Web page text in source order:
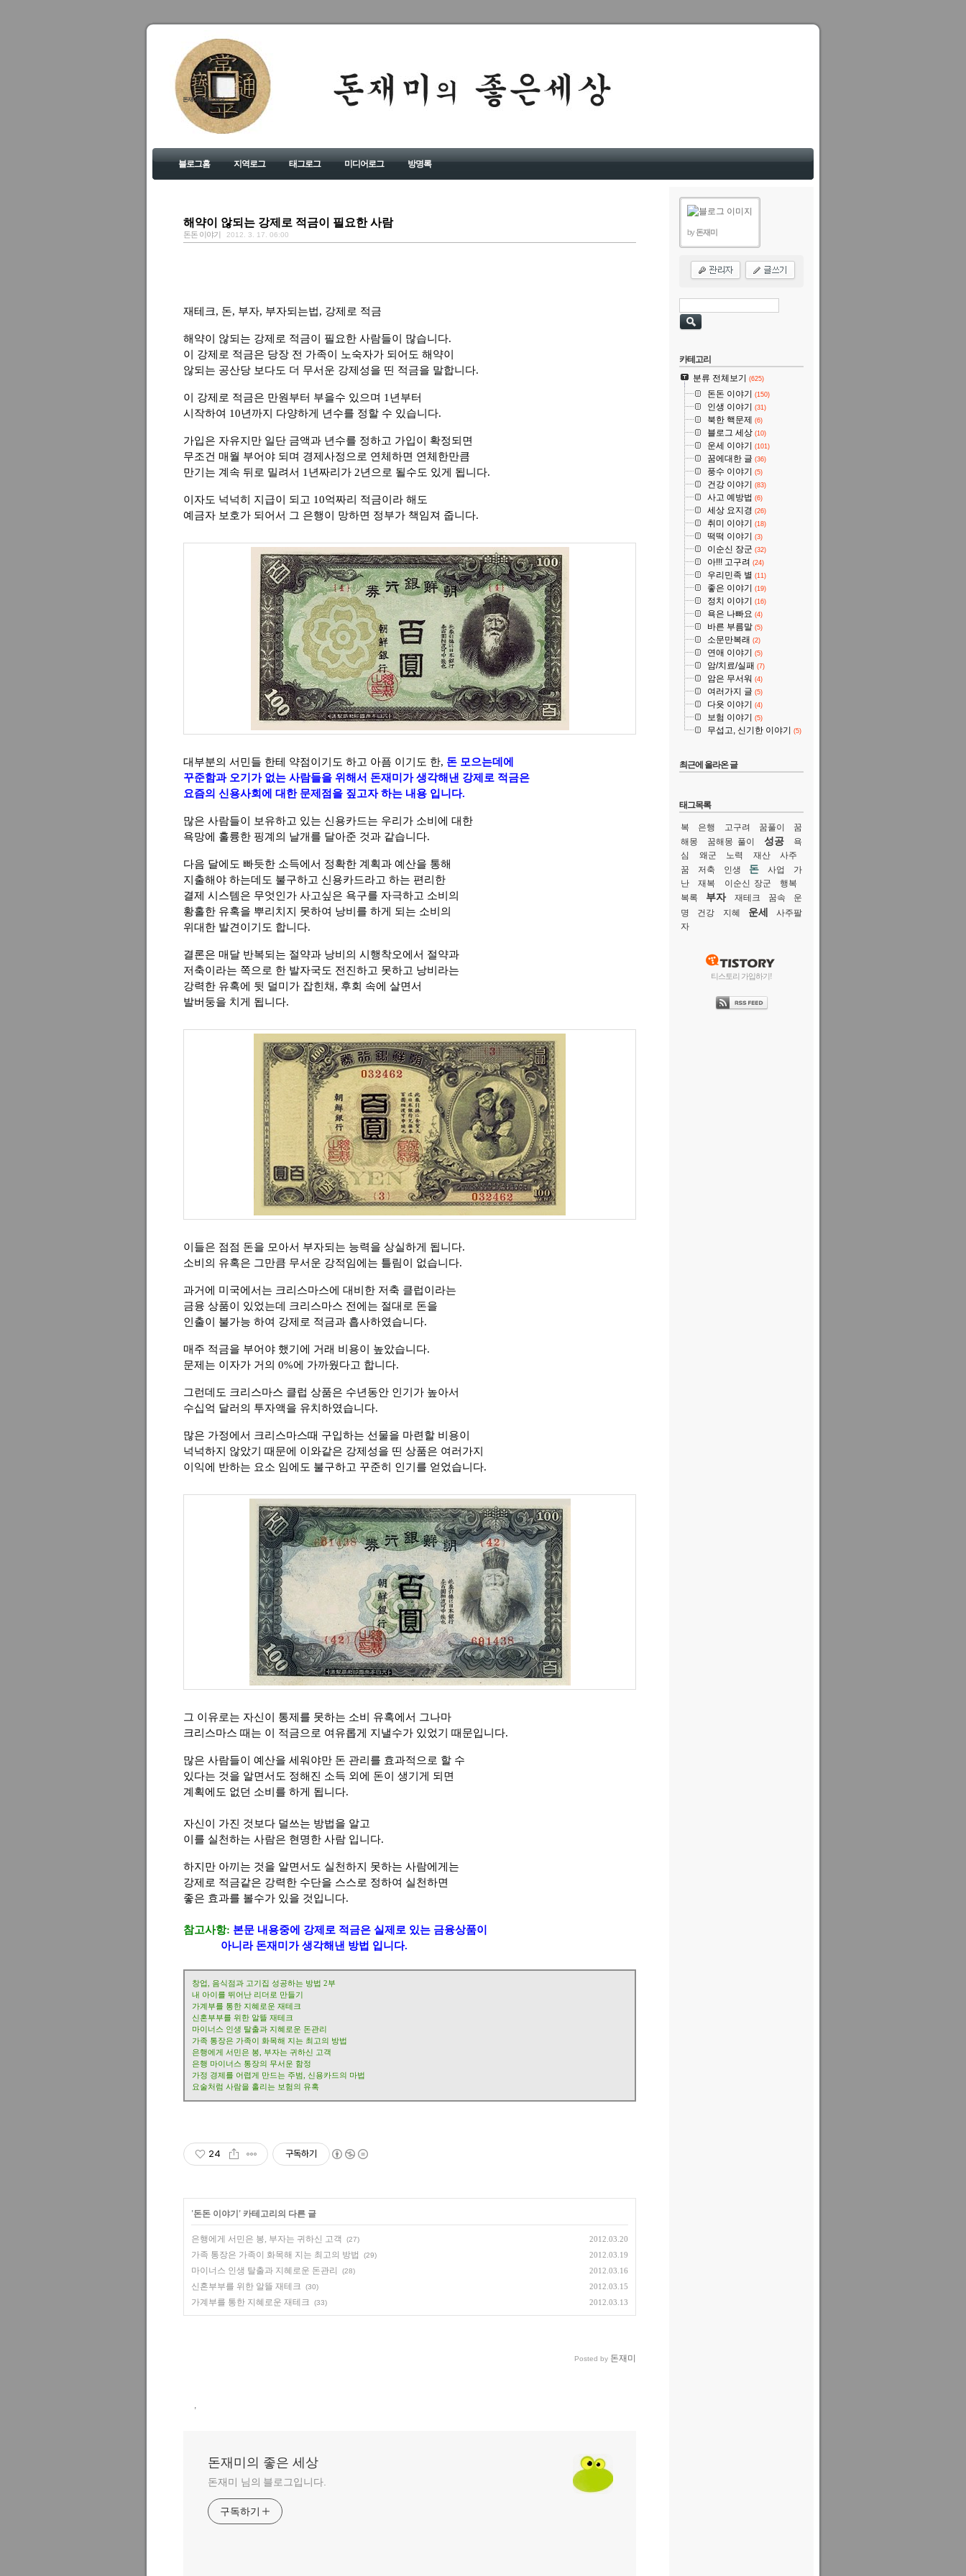
돈재미의 좋은 세상
블로그홈 지역로그 태그로그 미디어로그 방명록
해약이 않되는 강제로 적금이 필요한 사람
돈돈 이야기 2012. 3. 17. 06:00
재테크, 돈, 부자, 부자되는법, 강제로 적금
해약이 않되는 강제로 적금이 필요한 사람들이 많습니다.
이 강제로 적금은 당장 전 가족이 노숙자가 되어도 해약이
않되는 공산당 보다도 더 무서운 강제성을 띤 적금을 말합니다.
이 강제로 적금은 만원부터 부을수 있으며 1년부터
시작하여 10년까지 다양하게 년수를 정할 수 있습니다.
가입은 자유지만 일단 금액과 년수를 정하고 가입이 확정되면
무조건 매월 부어야 되며 경제사정으로 연체하면 연체한만큼
만기는 계속 뒤로 밀려서 1년짜리가 2년으로 될수도 있게 됩니다.
이자도 넉넉히 지급이 되고 10억짜리 적금이라 해도
예금자 보호가 되어서 그 은행이 망하면 정부가 책임져 줍니다.
대부분의 서민들 한테 약점이기도 하고 아픔 이기도 한, 돈 모으는데에
꾸준함과 오기가 없는 사람들을 위해서 돈재미가 생각해낸 강제로 적금은
요즘의 신용사회에 대한 문제점을 짚고자 하는 내용 입니다.
많은 사람들이 보유하고 있는 신용카드는 우리가 소비에 대한
욕망에 훌륭한 핑계의 날개를 달아준 것과 같습니다.
다음 달에도 빠듯한 소득에서 정확한 계획과 예산을 통해
지출해야 하는데도 불구하고 신용카드라고 하는 편리한
결제 시스템은 무엇인가 사고싶은 욕구를 자극하고 소비의
황홀한 유혹을 뿌리치지 못하여 낭비를 하게 되는 소비의
위대한 발견이기도 합니다.
결론은 매달 반복되는 절약과 낭비의 시행착오에서 절약과
저축이라는 쪽으로 한 발자국도 전진하고 못하고 낭비라는
강력한 유혹에 뒷 덜미가 잡힌채, 후회 속에 살면서
발버둥을 치게 됩니다.
이들은 점점 돈을 모아서 부자되는 능력을 상실하게 됩니다.
소비의 유혹은 그만큼 무서운 강적임에는 틀림이 없습니다.
과거에 미국에서는 크리스마스에 대비한 저축 클럽이라는
금융 상품이 있었는데 크리스마스 전에는 절대로 돈을
인출이 불가능 하여 강제로 적금과 흡사하였습니다.
매주 적금을 부어야 했기에 거래 비용이 높았습니다.
문제는 이자가 거의 0%에 가까웠다고 합니다.
그런데도 크리스마스 클럽 상품은 수년동안 인기가 높아서
수십억 달러의 투자액을 유치하였습니다.
많은 가정에서 크리스마스때 구입하는 선물을 마련할 비용이
넉넉하지 않았기 때문에 이와같은 강제성을 띤 상품은 여러가지
이익에 반하는 요소 임에도 불구하고 꾸준히 인기를 얻었습니다.
그 이유로는 자신이 통제를 못하는 소비 유혹에서 그나마
크리스마스 때는 이 적금으로 여유롭게 지낼수가 있었기 때문입니다.
많은 사람들이 예산을 세워야만 돈 관리를 효과적으로 할 수
있다는 것을 알면서도 정해진 소득 외에 돈이 생기게 되면
계획에도 없던 소비를 하게 됩니다.
자신이 가진 것보다 덜쓰는 방법을 알고
이를 실천하는 사람은 현명한 사람 입니다.
하지만 아끼는 것을 알면서도 실천하지 못하는 사람에게는
강제로 적금같은 강력한 수단을 스스로 정하여 실천하면
좋은 효과를 볼수가 있을 것입니다.
참고사항: 본문 내용중에 강제로 적금은 실제로 있는 금융상품이
아니라 돈재미가 생각해낸 방법 입니다.
창업, 음식점과 고기집 성공하는 방법 2부
내 아이를 뛰어난 리더로 만들기
가계부를 통한 지혜로운 재테크
신혼부부를 위한 알뜰 재테크
마이너스 인생 탈출과 지혜로운 돈관리
가족 통장은 가족이 화목해 지는 최고의 방법
은행에게 서민은 봉, 부자는 귀하신 고객
은행 마이너스 통장의 무서운 함정
가정 경제를 어렵게 만드는 주범, 신용카드의 마법
요술처럼 사람을 홀리는 보험의 유혹
24 구독하기
'돈돈 이야기 ' 카테고리의 다른 글
은행에게 서민은 봉, 부자는 귀하신 고객 (27) 2012.03.20
가족 통장은 가족이 화목해 지는 최고의 방법 (29) 2012.03.19
마이너스 인생 탈출과 지혜로운 돈관리 (28) 2012.03.16
신혼부부를 위한 알뜰 재테크 (30) 2012.03.15
가계부를 통한 지혜로운 재테크 (33) 2012.03.13
Posted by 돈재미
,
돈재미의 좋은 세상
돈재미 님의 블로그입니다.
구독하기
by돈재미
카테고리
분류 전체보기
(625)
돈돈 이야기 (150)
인생 이야기 (31)
북한 핵문제 (6)
블로그 세상 (10)
운세 이야기 (101)
꿈에대한 글 (36)
풍수 이야기 (5)
건강 이야기 (83)
사고 예방법 (6)
세상 요지경 (26)
취미 이야기 (18)
떡떡 이야기 (3)
이순신 장군 (32)
아!!! 고구려 (24)
우리민족 별 (11)
좋은 이야기 (19)
정치 이야기 (16)
욕은 나빠요 (4)
바른 부름말 (5)
소문만복래 (2)
연애 이야기 (5)
암/치료/실패 (7)
암은 무서워 (4)
여러가지 글 (5)
다욧 이야기 (4)
보험 이야기 (5)
무섭고, 신기한 이야기 (5)
최근에 올라온 글
태그목록
복 은행 고구려 꿈풀이
꿈
해몽
꿈해몽 풀이 성공
욕
심
왜군 노력 재산
사주
꿈
저축 인생 돈 사업
가
난
재복 이순신 장군
행복
복록
부자 재테크 꿈속
운
명
건강 지혜 운세
사주팔
자
티스토리 가입하기!